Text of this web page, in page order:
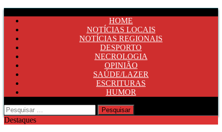
HOME
NOTÍCIAS LOCAIS
NOTÍCIAS REGIONAIS
DESPORTO
NECROLOGIA
OPINIÃO
SAÚDE/LAZER
ESCRITURAS
HUMOR
Pesquisar
por:
Destaques